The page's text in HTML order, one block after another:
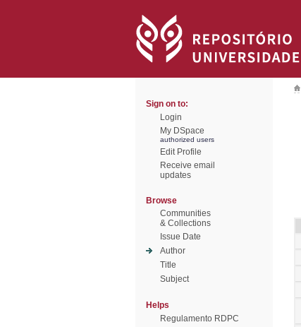
Sign on to:
Login
My DSpace
authorized users
Edit Profile
Receive email
updates
Browse
Communities
& Collections
Issue Date
Author
Title
Subject
Helps
Regulamento RDPC